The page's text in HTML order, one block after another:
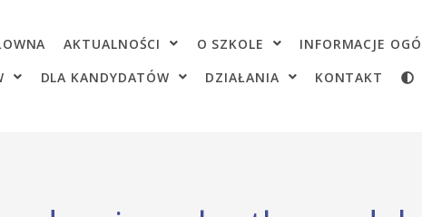
AKTUALNOŚCI O SZKOLE INFORMACJE
DLA KANDYDATÓW DZIAŁANIA KONTAKT